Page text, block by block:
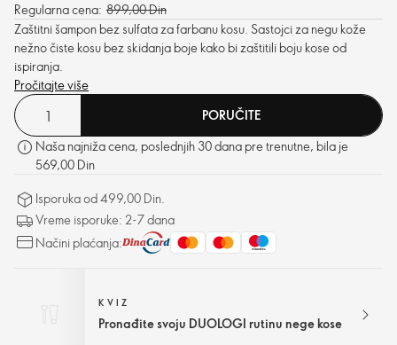
Regularna cena: 899,00 Din
Zaštitni šampon bez sulfata za farbanu kosu. Sastojci za negu kože
nežno čiste kosu bez skidanja boje kako bi zaštitili boju kose od
ispiranja.
Pročitajte više
PORUČITE
Naša najniža cena, poslednjih 30 dana pre trenutne, bila je
569,00 Din
Isporuka od 499,00 Din.
Vreme isporuke: 2-7 dana
Načini plaćanja:
KVIZ
Pronađite svoju DUOLOGI rutinu nege kose